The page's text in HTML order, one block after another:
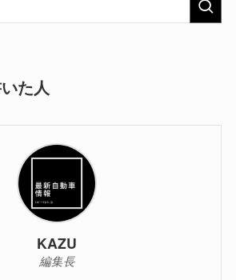
た人
KAZU
編集長